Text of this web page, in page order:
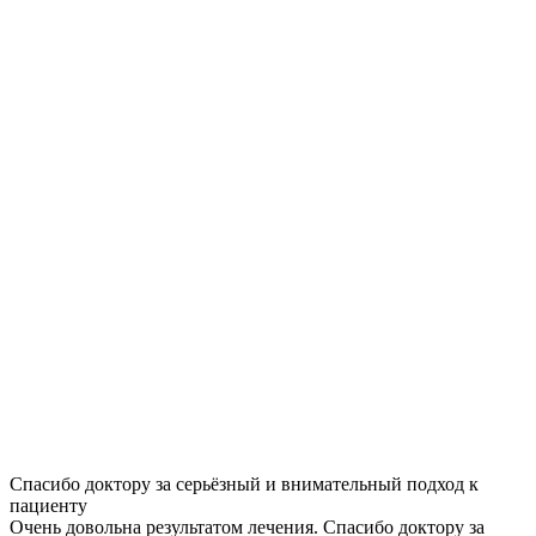
Спасибо доктору за серьёзный и внимательный подход к
пациенту
Очень довольна результатом лечения. Спасибо доктору за